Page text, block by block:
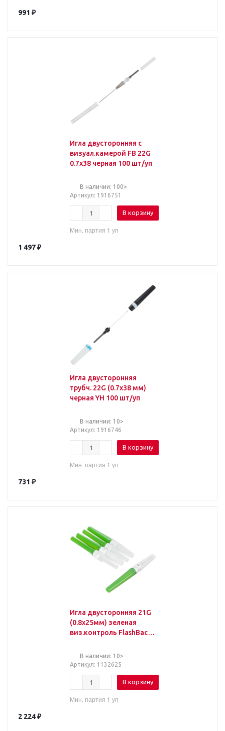
991 ₽
Игла двусторонняя с
визуал.камерой FB 22G
0.7х38 черная 100 шт/уп
В наличии: 100>
Артикул: 1916751
В корзину
Мин. партия 1 уп
1 497₽
Игла двусторонняя
трубч. 22G (0.7х38 мм)
черная YH 100 шт/уп
В наличии: 10>
Артикул: 1916746
В корзину
Мин. партия 1 уп
731 ₽
Игла двусторонняя 21G
(0.8х25мм) зеленая
виз.контроль FlashBack
В наличии: 10>
Артикул: 1132625
В корзину
Мин. партия 1 уп
2 224₽